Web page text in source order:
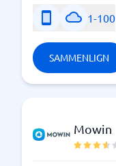
1-100
SAMMENLIGN
Mowin